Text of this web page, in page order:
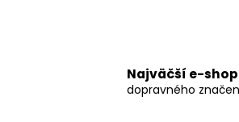
Najväčší e-shop
dopravného